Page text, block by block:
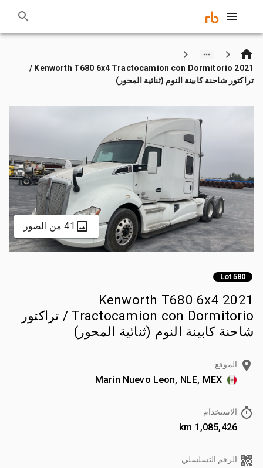
2021 Kenworth T680 6x4 Tractocamion con Dormitorio /
تراكتور شاحنة كابينة النوم (ثنائية المحور)
41 من الصور
Lot 580
2021 Kenworth T680 6x4
Tractocamion con Dormitorio / تراكتور
شاحنة كابينة النوم (ثنائية المحور)
الموقع
Marin Nuevo Leon, NLE, MEX
الاستخدام
1,085,426 km
الرقم التسلسلي